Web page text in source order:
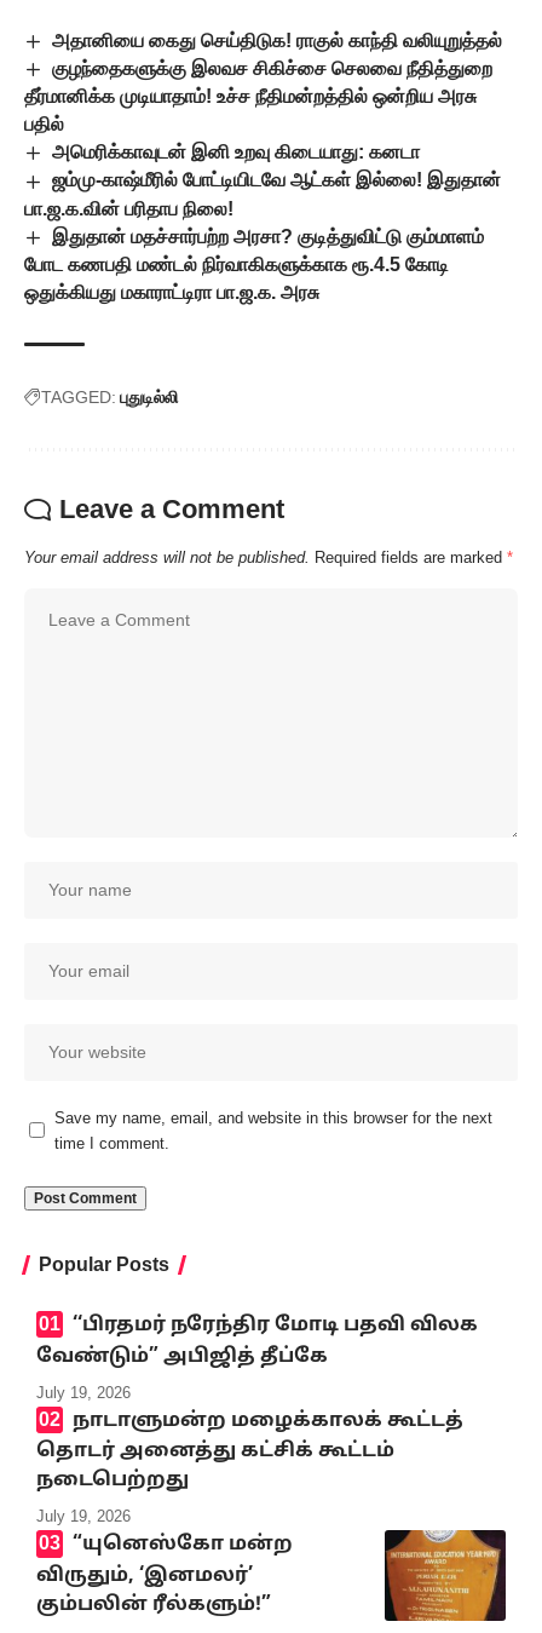
அதானியை கைது செய்திடுக! ராகுல் காந்தி வலியுறுத்தல்
குழந்தைகளுக்கு இலவச சிகிச்சை செலவை நீதித்துறை
தீர்மானிக்க முடியாதாம்! உச்ச நீதிமன்றத்தில் ஒன்றிய அரசு
பதில்
அமெரிக்காவுடன் இனி உறவு கிடையாது: கனடா
ஜம்மு-காஷ்மீரில் போட்டியிடவே ஆட்கள் இல்லை! இதுதான்
பா.ஜ.க.வின் பரிதாப நிலை!
இதுதான் மதச்சார்பற்ற அரசா? குடித்துவிட்டு கும்மாளம்
போட கணபதி மண்டல் நிர்வாகிகளுக்காக ரூ.4.5 கோடி
ஒதுக்கியது மகாராட்டிரா பா.ஜ.க. அரசு
TAGGED: புதுடில்லி
Leave a Comment
Your email address will not be published. Required fields are marked *
Save my name, email, and website in this browser for the next
time I comment.
Popular Posts
‘‘பிரதமர் நரேந்திர மோடி பதவி விலக
வேண்டும்” அபிஜித் தீப்கே
July 19, 2026
நாடாளுமன்ற மழைக்காலக் கூட்டத்
தொடர் அனைத்து கட்சிக் கூட்டம்
நடைபெற்றது
July 19, 2026
“யுனெஸ்கோ மன்ற
விருதும், ‘இனமலர்’
கும்பலின் ரீல்களும்!”